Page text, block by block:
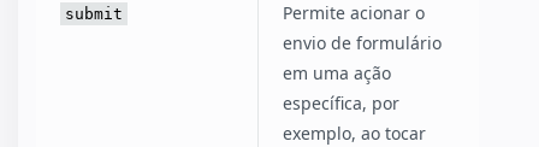
submit
Permite acionar o
envio de formulário
em uma ação
específica, por
exemplo, ao tocar